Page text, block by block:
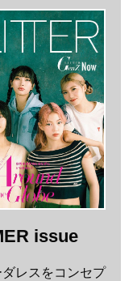
issue
レスをコンセプ